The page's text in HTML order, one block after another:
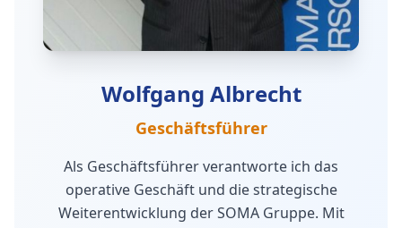
Wolfgang Albrecht
Geschäftsführer
Als Geschäftsführer verantworte ich das
operative Geschäft und die strategische
Weiterentwicklung der SOMA Gruppe. Mit